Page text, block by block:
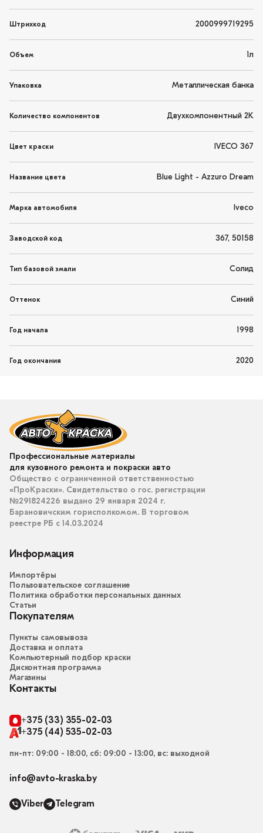
Штрихкод 2000999719295
Объем 1л
Упаковка Металлическая банка
Количество компонентов Двухкомпонентный 2K
Цвет краски IVECO 367
Название цвета Blue Light - Azzuro Dream
Марка автомобиля Iveco
Заводской код 367, 50158
Тип базовой эмали Солид
Оттенок Синий
Год начала 1998
Год окончания 2020
Профессиональные материалы
для кузовного ремонта и покраски авто
Общество с ограниченной ответственностью
«ПроКраски». Свидетельство о гос. регистрации
№291824226 выдано 29 января 2024 г.
Барановичским горисполкомом. В торговом
реестре РБ с 14.03.2024
Информация
Импортёры
Пользовательское соглашение
Политика обработки персональных данных
Статьи
Покупателям
Пункты самовывоза
Доставка и оплата
Компьютерный подбор краски
Дисконтная программа
Магазины
Контакты
+375 (33) 355-02-03
+375 (44) 535-02-03
пн-пт: 09:00 - 18:00, сб: 09:00 - 13:00, вс: выходной
info@avto-kraska.by
Viber Telegram